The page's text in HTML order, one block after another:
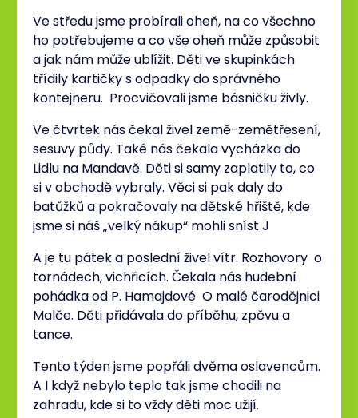
Ve středu jsme probírali oheň, na co všechno
ho potřebujeme a co vše oheň může způsobit
a jak nám může ublížit. Děti ve skupinkách
třídily kartičky s odpadky do správného
kontejneru. Procvičovali jsme básničku živly.
Ve čtvrtek nás čekal živel země-zemětřesení,
sesuvy půdy. Také nás čekala vycházka do
Lidlu na Mandavě. Děti si samy zaplatily to, co
si v obchodě vybraly. Věci si pak daly do
batůžků a pokračovaly na dětské hřiště, kde
jsme si náš „velký nákup“ mohli sníst J
A je tu pátek a poslední živel vítr. Rozhovory o
tornádech, vichřicích. Čekala nás hudební
pohádka od P. Hamajdové O malé čarodějnici
Malče. Děti přidávala do příběhu, zpěvu a
tance.
Tento týden jsme popřáli dvěma oslavencům.
A I když nebylo teplo tak jsme chodili na
zahradu, kde si to vždy děti moc užijí.